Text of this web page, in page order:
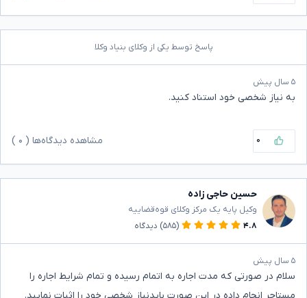
پاسخ توسط یکی از وکلای بنیاد وکلا
۵ سال پیش
به نیاز شخصی خود استناد کنید.
۰ مشاهده دیدگاه‌ها ( ۰
حسین حاجی زاده
وکیل پایه یک مرکز وکلای قوه‌قضاییه
۴.۸
(۵۸۵) دیدگاه
۵ سال پیش
سلام در صورتی که مدت اجاره به اتمام رسیده و تمام شرایط اجاره را